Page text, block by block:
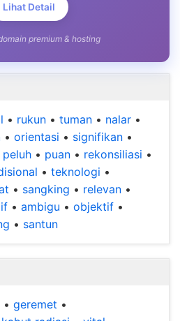
Lihat Detail
premium & hosting
• rukun • tuman • nalar •
• orientasi • signifikan •
peluh • puan • rekonsiliasi •
• teknologi •
• sangking • relevan •
• ambigu • objektif •
• santun
• geremet •